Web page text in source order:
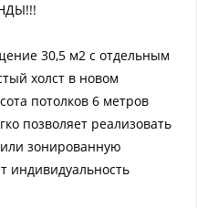
30,5 м2 с отдельным
холст в новом
потолков 6 метров
позволяет реализовать
зонированную
индивидуальность